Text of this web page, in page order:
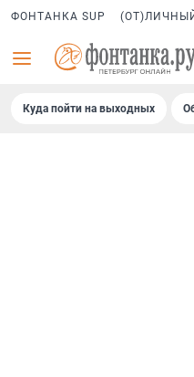
ФОНТАНКА SUP
Куда пойти на выходных